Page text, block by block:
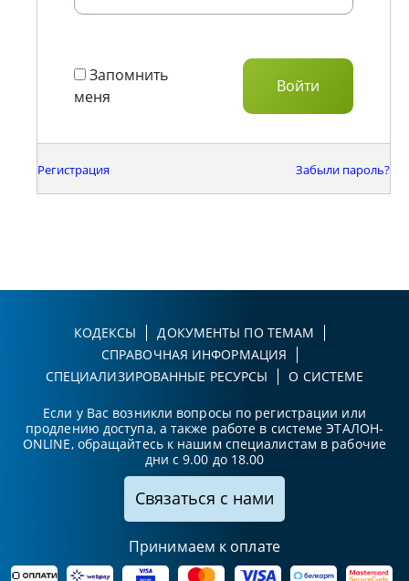
Запомнить
меня
Регистрация Забыли пароль?
КОДЕКСЫ
ДОКУМЕНТЫ ПО ТЕМАМ
СПРАВОЧНАЯ ИНФОРМАЦИЯ
СПЕЦИАЛИЗИРОВАННЫЕ РЕСУРСЫ
О СИСТЕМЕ
Если у Вас возникли вопросы по регистрации или
продлению доступа, а также работе в системе ЭТАЛОН-
ONLINE, обращайтесь к нашим специалистам в рабочие
дни с 9.00 до 18.00
Связаться с нами
Принимаем к оплате